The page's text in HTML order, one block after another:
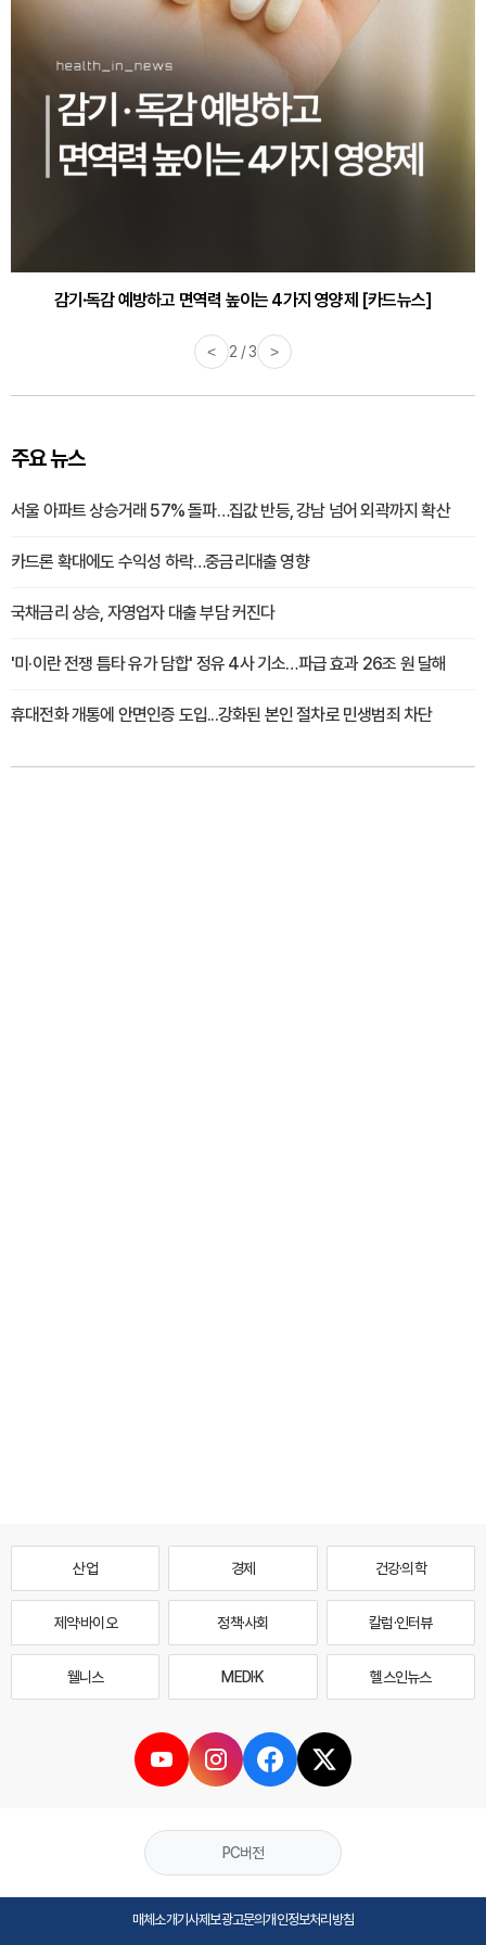
감기·독감 예방하고 면역력 높이는 4가지 영양제 [카드뉴스]
< 3 / 3 >
주요 뉴스
서울 아파트 상승거래 57% 돌파…집값 반등, 강남 넘어 외곽까지 확산
카드론 확대에도 수익성 하락…중금리대출 영향
국채금리 상승, 자영업자 대출 부담 커진다
'미·이란 전쟁 틈타 유가 담합' 정유 4사 기소…파급 효과 26조 원 달해
휴대전화 개통에 안면인증 도입...강화된 본인 절차로 민생범죄 차단
산업 경제 건강·의학
제약·바이오 정책·사회 칼럼·인터뷰
웰니스 MEDI·K 헬스인뉴스
PC버전
매체소개기사제보광고문의개인정보처리방침